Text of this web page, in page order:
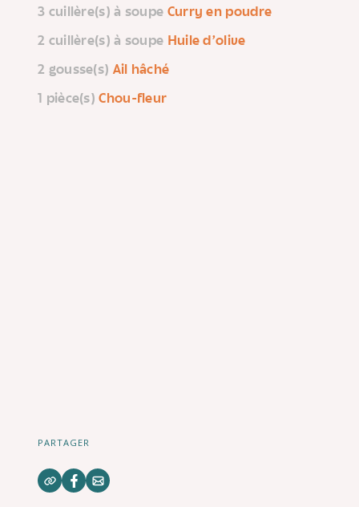
3 cuillère(s) à soupe Curry en poudre
2 cuillère(s) à soupe Huile d'olive
2 gousse(s) Ail hâché
1 pièce(s)Chou-fleur
PARTAGER